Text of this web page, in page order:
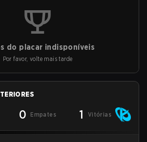
do placar indisponíveis
Por favor, volte mais tarde
0 Empates 1 Vitórias